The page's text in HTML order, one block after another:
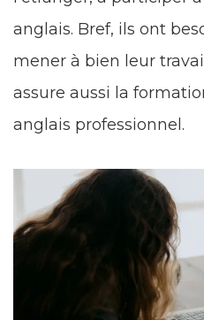
anglais. Bref, ils ont
mener à bien leur
assure aussi la
anglais professionnel.